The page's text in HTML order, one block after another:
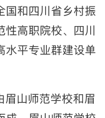
国和四川省乡村振
性高职院校、四川
水平专业群建设单
眉山师范学校和眉